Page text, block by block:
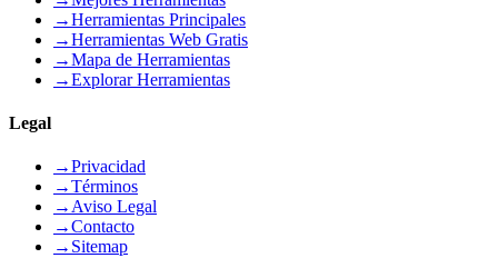
→Herramientas Principales
→Herramientas Web Gratis
→Mapa de Herramientas
→Explorar Herramientas
Legal
→Privacidad
→Términos
→ Aviso Legal
→Contacto
→ Sitemap